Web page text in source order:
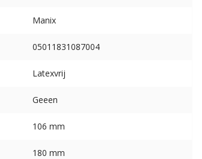
Manix
05011831087004
Latexvrij
Geeen
106 mm
180 mm